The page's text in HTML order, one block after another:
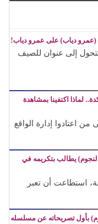
(عمرو دياب) على عمرو دياب!
إلى عنوان للصيف
لماذا اكتفينا بمشاهدة
من اعتادوا إدارة الواقع
يطالب بتكريمه في
استطاعت أن تعبر
بأول تصريحاته عن مسلسله